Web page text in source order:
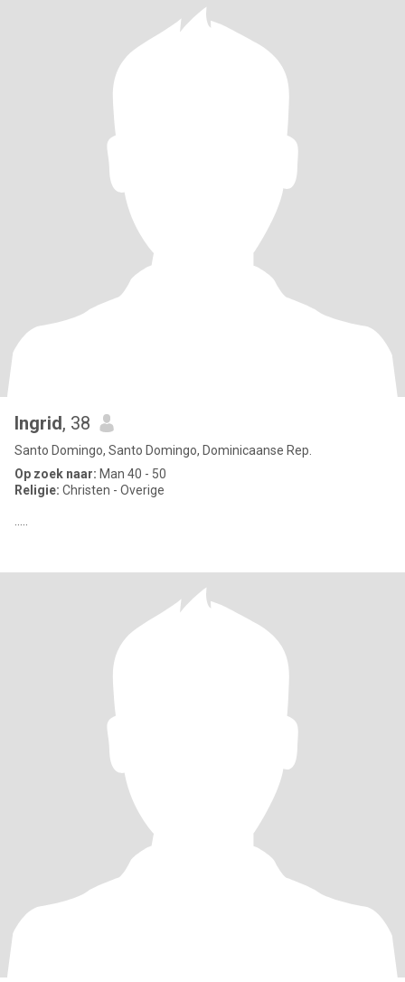
Ingrid, 38
Santo Domingo, Santo Domingo, Dominicaanse Rep.
Op zoek naar: Man 40 - 50
Religie: Christen - Overige